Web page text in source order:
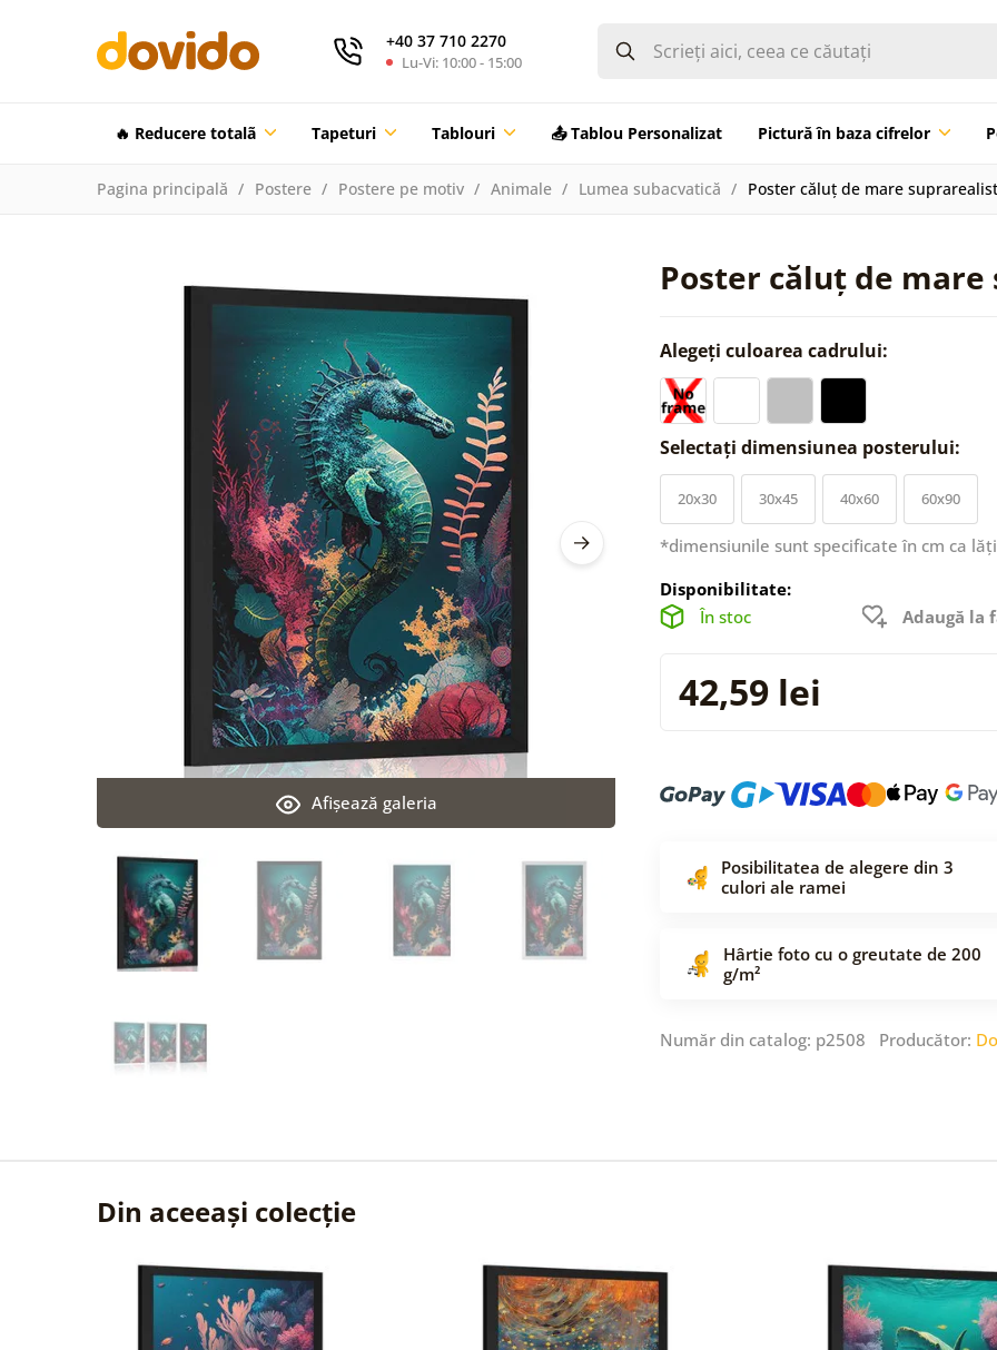
+40 37 710 2270
Lu-Vi: 10:00 - 15:00
🔥 Reducere totalã Tapeturi Tablouri 📤 Tablou Personalizat Pictură în baza cifrelor
Pagina principală Postere Postere pe motiv Animale Lumea subacvatică Poster căluț de mare suprarealist
Poster căluț de
Afişează galeria
Alegeți culoarea cadrului:
Selectați dimensiunea posterului:
20x30 30x45 40x60 60x90
*dimensiunile sunt specificate în cm ca
Disponibilitate:
În stoc
Adaugă la
42,59 lei
Posibilitatea de alegere din 3
culori ale ramei
Hârtie foto cu o greutate de 200
g/m²
Număr din catalog: p2508 Producător:
Din aceeași colecție